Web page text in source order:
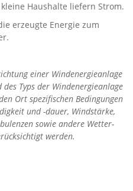
Haushalte liefern Strom.
erzeugte Energie zum
einer Windenergieanlage
Typs der Windenergieanlage
Ort spezifischen Bedingungen
und -dauer, Windstärke,
sowie andere Wetter-
werden.